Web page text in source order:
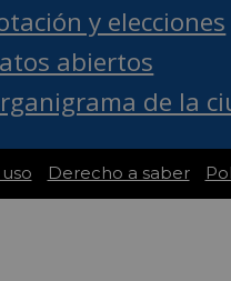
y elecciones
abiertos
de la
Derecho a saber